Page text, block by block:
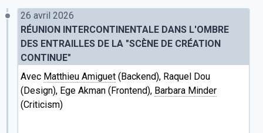
26 avril 2026
RÉUNION INTERCONTINENTALE DANS L'OMBRE
DES ENTRAILLES DE LA "SCÈNE DE CRÉATION
CONTINUE"
Avec Matthieu Amiguet (Backend), Raquel Dou
(Design), Ege Akman (Frontend), Barbara Minder
(Criticism)